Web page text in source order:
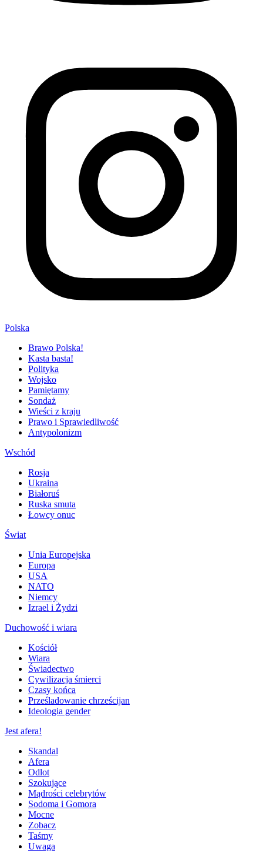
Polska
Brawo Polska!
Kasta basta!
Polityka
Wojsko
Pamiętamy
Sondaż
Wieści z kraju
Prawo i Sprawiedliwość
Antypolonizm
Wschód
Rosja
Ukraina
Białoruś
Ruska smuta
Łowcy onuc
Świat
Unia Europejska
Europa
USA
NATO
Niemcy
Izrael i Żydzi
Duchowość i wiara
Kościół
Wiara
Świadectwo
Cywilizacja śmierci
Czasy końca
Prześladowanie chrześcijan
Ideologia gender
Jest afera!
Skandal
Afera
Odlot
Szokujące
Mądrości celebrytów
Sodoma i Gomora
Mocne
Zobacz
Taśmy
Uwaga